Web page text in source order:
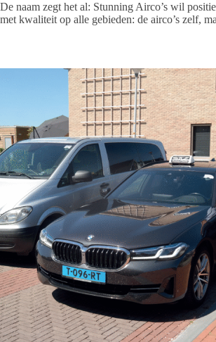
De naam zegt het al: Stunning Airco’s wil
met kwaliteit op alle gebieden: de airco’s zelf,